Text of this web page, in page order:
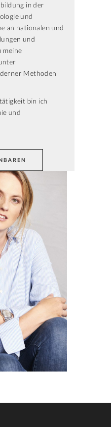
in der
und
an nationalen und
und
meine
Methoden
bin ich
und